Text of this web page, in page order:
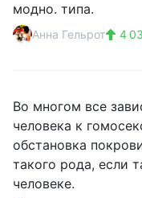
модно. типа.
Анна Гельрот 4
Во многом все
человека к
обстановка
такого рода, если
человеке.